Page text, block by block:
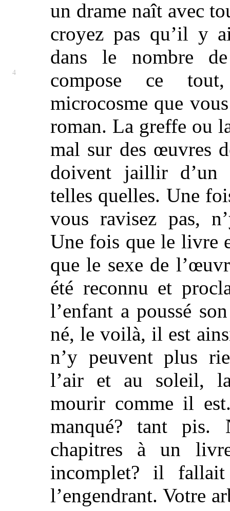
un drame naît avec
croyez pas qu’il y
dans le nombre
compose ce
4
microcosme que
roman. La greffe ou
mal sur des œuvres
doivent jaillir d’un
telles quelles. Une
vous ravisez pas,
Une fois que le livre
que le sexe de
été reconnu et
l’enfant a poussé
né, le voilà, il est
n’y peuvent plus
l’air et au soleil,
mourir comme il
manqué? tant pis.
chapitres à un
incomplet? il
l’engendrant. Votre